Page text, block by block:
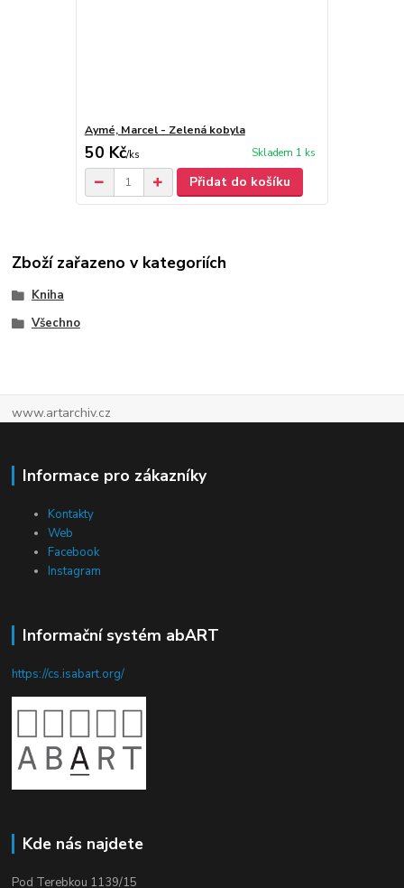
Aymé, Marcel - Zelená kobyla
50 Kč/ks Skladem 1 ks
Přidat do košíku
Zboží zařazeno v kategoriích
Kniha
Všechno
www.artarchiv.cz
Informace pro zákazníky
Kontakty
Web
Facebook
Instagram
Informační systém abART
https://cs.isabart.org/
Kde nás najdete
Pod Terebkou 1139/15